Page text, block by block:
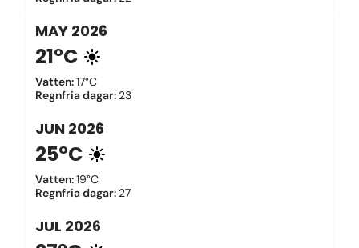
MAY 2026
21°C
Vatten:17°C
Regnfria dagar: 23
JUN 2026
25°C
Vatten:19°C
Regnfria dagar: 27
JUL 2026